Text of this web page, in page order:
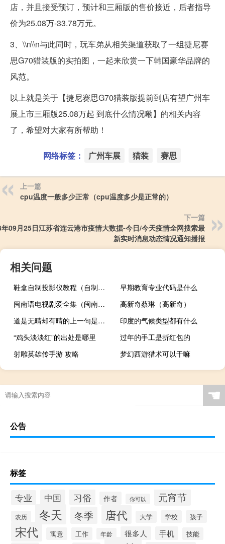
店，并且接受预订，预计和三厢版的售价接近，后者指导
价为25.08万-33.78万元。
3、\\n\\n与此同时，玩车弟从相关渠道获取了一组捷尼赛
思G70猎装版的实拍图，一起来欣赏一下韩国豪华品牌的
风范。
以上就是关于【捷尼赛思G70猎装版提前到店有望广州车
展上市三厢版25.08万起 到底什么情况嘞】的相关内容
了，希望对大家有所帮助！
网络标签： 广州车展 猎装 赛思
上一篇
cpu温度一般多少正常（cpu温度多少是正常的）
下一篇
09月25日江苏省连云港市疫情大数据-今日/今天疫情全网搜索最
新实时消息动态情况通知播报
相关问题
鞋盒自制投影仪教程（自制投影仪教程）
早期教育专业代码是什么
闽南语电视剧爱全集（闽南语电视剧）
高新奇蔡琳（高新奇）
道是无晴却有晴的上一句是什么
印度的气候类型都有什么
“鸡头淡淡红”的出处是哪里
过年的手工是折红包的
射雕英雄传手游 攻略
梦幻西游猎术可以干嘛
☚
公告
标签
专业 中国 习俗 作者 你可以 元宵节
农历 冬天 冬季 唐代 大学 学校 孩子
宋代 寓意 工作 年龄 很多人 手机 技能